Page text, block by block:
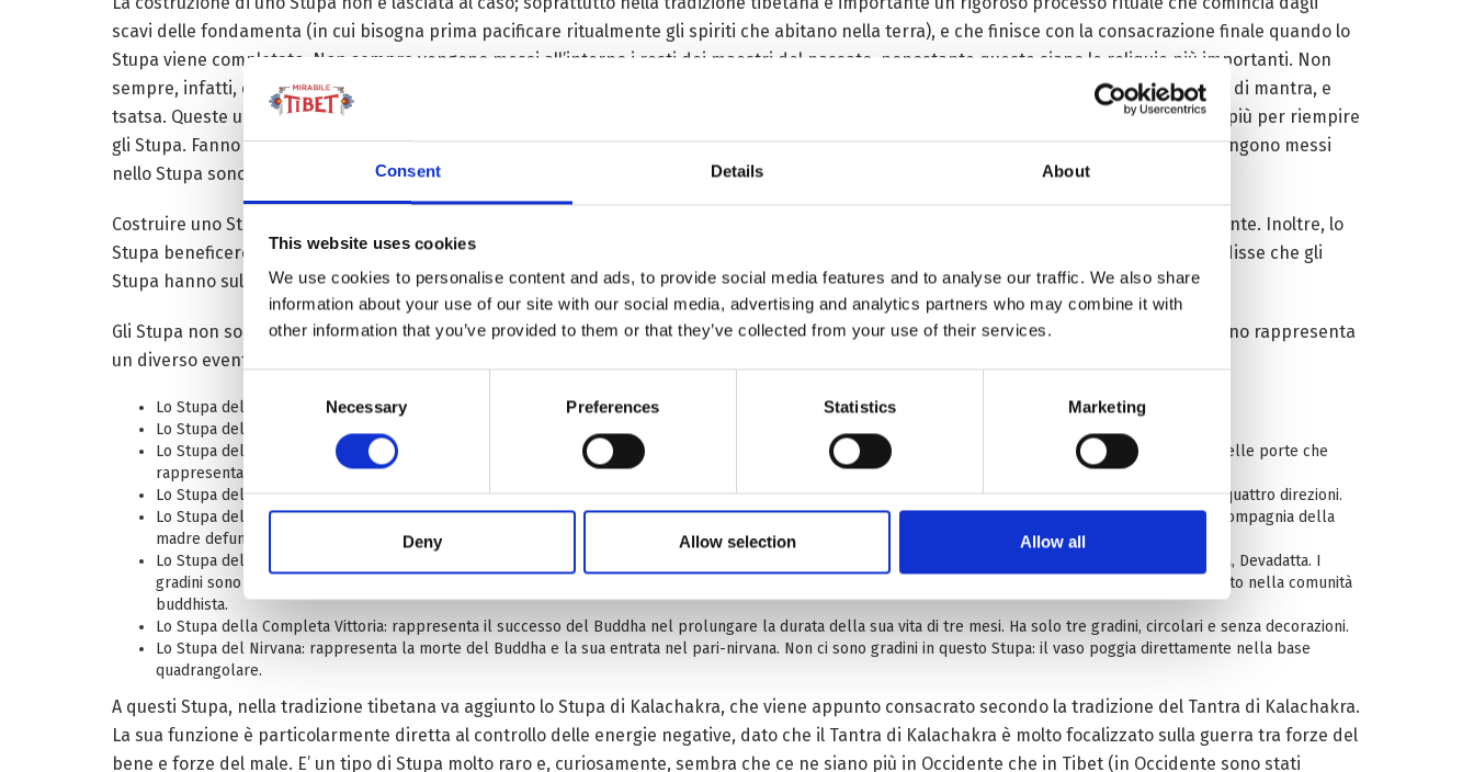
Consent Details About
This website uses cookies
We use cookies to personalise content and ads, to provide social media features and to analyse our traffic. We also share
information about your use of our site with our social media, advertising and analytics partners who may combine it with
other information that you’ve provided to them or that they’ve collected from your use of their services.
Selection
Necessary Preferences Statistics Marketing
Deny Allow selection Allow all
scavi delle fondamenta (in cui bisogna prima pacificare ritualmente gli spiriti che abitano nella terra), e che finisce con la consacrazione finale quando lo
Stupa viene completato. Non sempre vengono messi all’interno i resti dei maestri del passato, nonostante queste siano le reliquie più importanti. Non
sempre, infatti, questi sono disponibili. Piuttosto, gli Stupa vengono riempiti con altri oggetti benedetti: statue, testi sacri, immagini, rotoli di mantra, e
tsatsa. Queste ultime sono offerte votive in argilla con l’immagine in bassorilievo di una Divinità. Gli tsatsa sono ciò che i tibetani usano di più per riempire
gli Stupa. Fanno uno strato di tsatsa, coperto da uno strato di sabbia, sopra il quale mettono un altro strato di tsatsa. Più gli oggetti che vengono messi
nello Stupa sono ritenuti sacri e maggiore si pensa che diventi il potere dello Stupa.
Costruire uno Stupa è ritenuto essere un atto estremamente positivo. Il suo potere si pensa che porti beneficio a tutto l’ambiente circostante. Inoltre, lo
Stupa beneficerebbe anche la stessa Terra. Jamgon Kongtrul Lodro Thaye, un importante maestro buddhista del diciannovesimo secolo, disse che gli
Stupa hanno sulla Terra lo stesso effetto che gli aghi dell’agopuntura hanno nel corpo umano; in pratica ne riequilibrano l’energia.
Gli Stupa non sono tutti uguali. Ci sono piccole differenze che li distinguono tra di loro; in particolare sono otto gli Stupa principali e ciascuno rappresenta
un diverso evento della vita del Buddha. Questi otto Stupa vengono citati da Nagarjuna nel suo testo Astamahasthanacaitya-stotra:
Lo Stupa del Loto: rappresenta la nascita del Buddha. I gradini tra la base ed il vaso sono circolari e decorati con dei loti.
Lo Stupa dell’Illuminazione: rappresenta l’Illuminazione del Buddha. I gradini sono rettangolari e non decorati.
Lo Stupa del Girare la Ruota del Dharma: rappresenta il momento in cui il Buddha ha dato il primo insegnamento a Sarnath. I gradini sono decorati con delle porte che
rappresentano l’apertura delle porte del Dharma.
Lo Stupa del Grande Miracolo: rappresenta l’esibizione di miracoli da parte del Buddha a Shravasti. I gradini possiedono delle estensioni centrali nelle quattro direzioni.
Lo Stupa della Discesa dal Paradiso di Tushita: rappresenta il momento in cui il Buddha tornò dal paradiso di Tushita dopo aver passato lì un periodo in compagnia della
madre defunta. I gradini hanno una scala centrale in ciascuno dei quattro lati (scala da cui il Buddha discende simbolicamente dal paradiso)
Lo Stupa della Riconciliazione: rappresenta la pacificazione della comunità monastica dopo che questa ebbe una divisione a causa del cugino del Buddha, Devadatta. I
gradini sono ottagonali, con otto lati e otto angoli. Ancora oggi questi Stupa vengono costruiti quando viene risolta qualche controversia o qualche conflitto nella comunità
buddhista.
Lo Stupa della Completa Vittoria: rappresenta il successo del Buddha nel prolungare la durata della sua vita di tre mesi. Ha solo tre gradini, circolari e senza decorazioni.
Lo Stupa del Nirvana: rappresenta la morte del Buddha e la sua entrata nel pari-nirvana. Non ci sono gradini in questo Stupa: il vaso poggia direttamente nella base
quadrangolare.
A questi Stupa, nella tradizione tibetana va aggiunto lo Stupa di Kalachakra, che viene appunto consacrato secondo la tradizione del Tantra di Kalachakra.
La sua funzione è particolarmente diretta al controllo delle energie negative, dato che il Tantra di Kalachakra è molto focalizzato sulla guerra tra forze del
bene e forze del male. E’ un tipo di Stupa molto raro e, curiosamente, sembra che ce ne siano più in Occidente che in Tibet (in Occidente sono stati